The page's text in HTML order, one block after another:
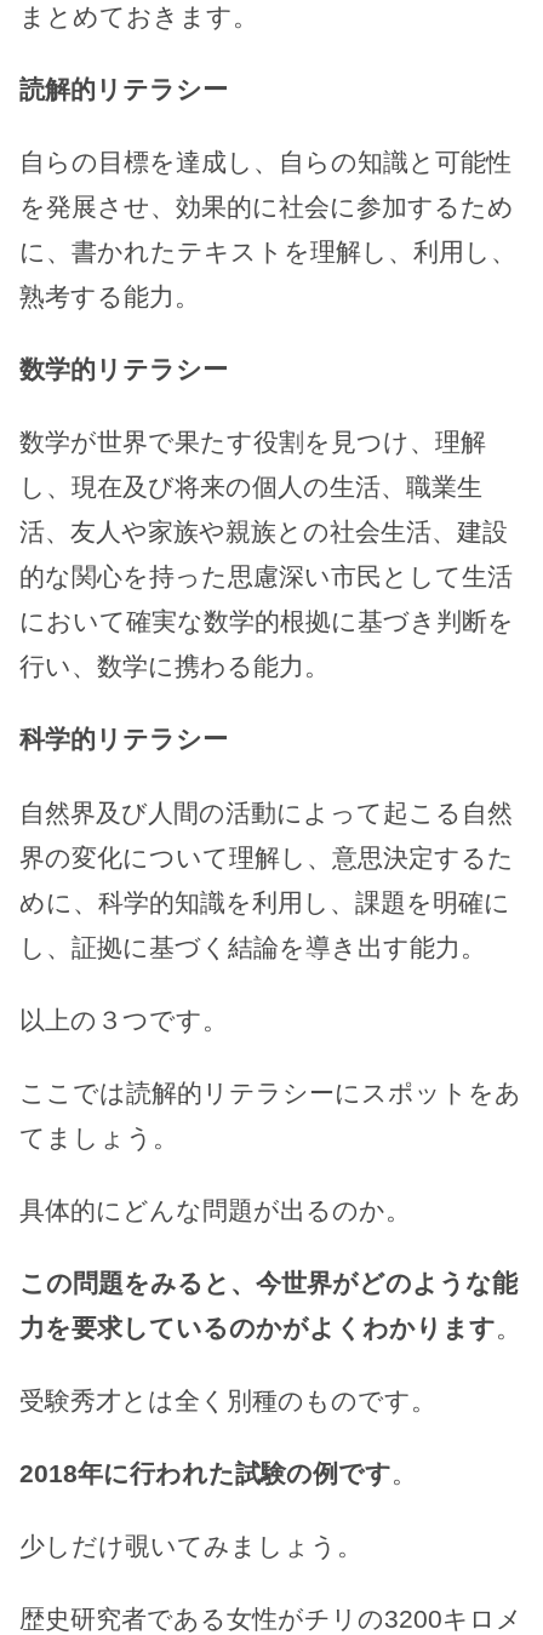
まとめておきます。
読解的リテラシー
自らの目標を達成し、自らの知識と可能性
を発展させ、効果的に社会に参加するため
に、書かれたテキストを理解し、利用し、
熟考する能力。
数学的リテラシー
数学が世界で果たす役割を見つけ、理解
し、現在及び将来の個人の生活、職業生
活、友人や家族や親族との社会生活、建設
的な関心を持った思慮深い市民として生活
において確実な数学的根拠に基づき判断を
行い、数学に携わる能力。
科学的リテラシー
自然界及び人間の活動によって起こる自然
界の変化について理解し、意思決定するた
めに、科学的知識を利用し、課題を明確に
し、証拠に基づく結論を導き出す能力。
以上の３つです。
ここでは読解的リテラシーにスポットをあ
てましょう。
具体的にどんな問題が出るのか。
この問題をみると、今世界がどのような能
力を要求しているのかがよくわかります。
受験秀才とは全く別種のものです。
2018年に行われた試験の例です。
少しだけ覗いてみましょう。
歴史研究者である女性がチリの3200キロメ